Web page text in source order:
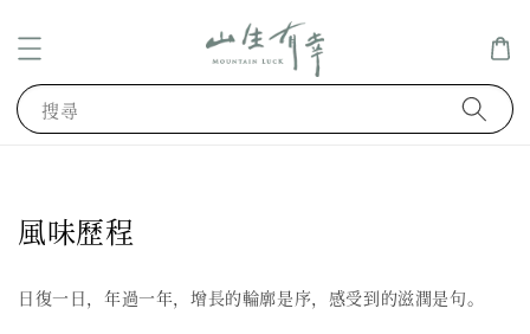
搜尋
風味歷程
日復一日，年過一年，增長的輪廓是序，感受到的滋潤是句。